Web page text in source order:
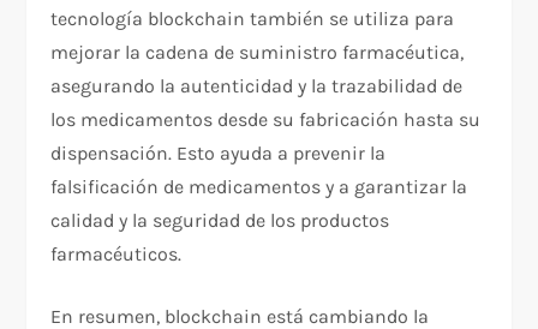
tecnología blockchain también se utiliza para
mejorar la cadena de suministro farmacéutica,
asegurando la autenticidad y la trazabilidad de
los medicamentos desde su fabricación hasta su
dispensación. Esto ayuda a prevenir la
falsificación de medicamentos y a garantizar la
calidad y la seguridad de los productos
farmacéuticos.
En resumen, blockchain está cambiando la